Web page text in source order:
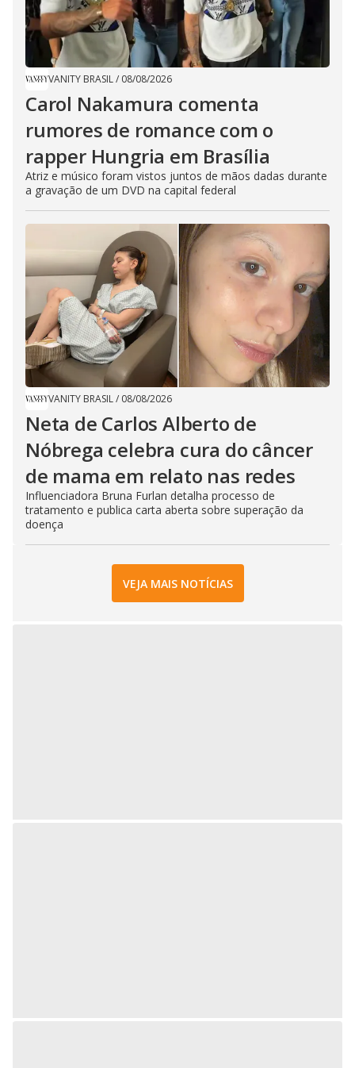
VANITY BRASIL/ 08/08/2026
Carol Nakamura comenta
rumores de romance com o
rapper Hungria em Brasília
Atriz e músico foram vistos juntos de mãos dadas durante
a gravação de um DVD na capital federal
VANITY BRASIL/ 08/08/2026
Neta de Carlos Alberto de
Nóbrega celebra cura do câncer
de mama em relato nas redes
Influenciadora Bruna Furlan detalha processo de
tratamento e publica carta aberta sobre superação da
doença
VEJA MAIS NOTÍCIAS